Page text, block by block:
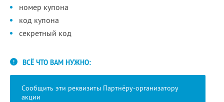
номер купона
код купона
секретный код
ВСЁ ЧТО ВАМ НУЖНО:
Сообщить эти реквизиты Партнёру-организатору
акции